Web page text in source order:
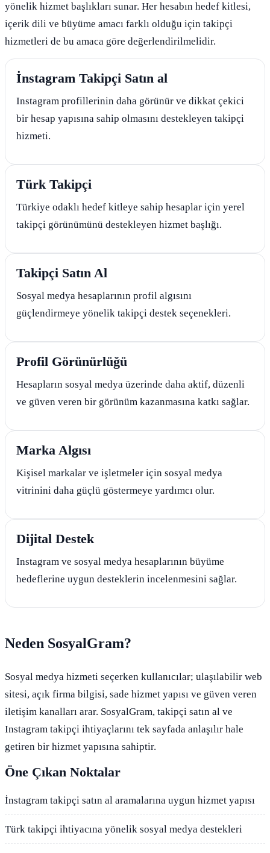
yönelik hizmet başlıkları sunar. Her hesabın hedef kitlesi,
içerik dili ve büyüme amacı farklı olduğu için takipçi
hizmetleri de bu amaca göre değerlendirilmelidir.
İnstagram Takipçi Satın al
Instagram profillerinin daha görünür ve dikkat çekici
bir hesap yapısına sahip olmasını destekleyen takipçi
hizmeti.
Türk Takipçi
Türkiye odaklı hedef kitleye sahip hesaplar için yerel
takipçi görünümünü destekleyen hizmet başlığı.
Takipçi Satın Al
Sosyal medya hesaplarının profil algısını
güçlendirmeye yönelik takipçi destek seçenekleri.
Profil Görünürlüğü
Hesapların sosyal medya üzerinde daha aktif, düzenli
ve güven veren bir görünüm kazanmasına katkı sağlar.
Marka Algısı
Kişisel markalar ve işletmeler için sosyal medya
vitrinini daha güçlü göstermeye yardımcı olur.
Dijital Destek
Instagram ve sosyal medya hesaplarının büyüme
hedeflerine uygun desteklerin incelenmesini sağlar.
Neden SosyalGram?
Sosyal medya hizmeti seçerken kullanıcılar; ulaşılabilir web
sitesi, açık firma bilgisi, sade hizmet yapısı ve güven veren
iletişim kanalları arar. SosyalGram, takipçi satın al ve
Instagram takipçi ihtiyaçlarını tek sayfada anlaşılır hale
getiren bir hizmet yapısına sahiptir.
Öne Çıkan Noktalar
İnstagram takipçi satın al aramalarına uygun hizmet yapısı
Türk takipçi ihtiyacına yönelik sosyal medya destekleri